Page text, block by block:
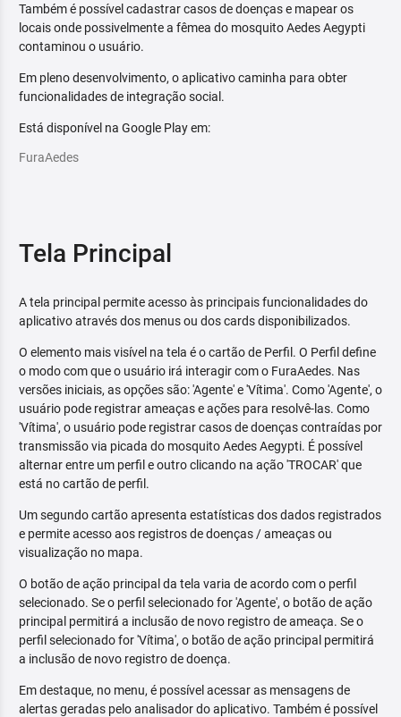
Também é possível cadastrar casos de doenças e mapear os
locais onde possivelmente a fêmea do mosquito Aedes Aegypti
contaminou o usuário.
Em pleno desenvolvimento, o aplicativo caminha para obter
funcionalidades de integração social.
Está disponível na Google Play em:
FuraAedes
Tela Principal
A tela principal permite acesso às principais funcionalidades do
aplicativo através dos menus ou dos cards disponibilizados.
O elemento mais visível na tela é o cartão de Perfil. O Perfil define
o modo com que o usuário irá interagir com o FuraAedes. Nas
versões iniciais, as opções são: 'Agente' e 'Vítima'. Como 'Agente', o
usuário pode registrar ameaças e ações para resolvê-las. Como
'Vítima', o usuário pode registrar casos de doenças contraídas por
transmissão via picada do mosquito Aedes Aegypti. É possível
alternar entre um perfil e outro clicando na ação 'TROCAR' que
está no cartão de perfil.
Um segundo cartão apresenta estatísticas dos dados registrados
e permite acesso aos registros de doenças / ameaças ou
visualização no mapa.
O botão de ação principal da tela varia de acordo com o perfil
selecionado. Se o perfil selecionado for 'Agente', o botão de ação
principal permitirá a inclusão de novo registro de ameaça. Se o
perfil selecionado for 'Vítima', o botão de ação principal permitirá
a inclusão de novo registro de doença.
Em destaque, no menu, é possível acessar as mensagens de
alertas geradas pelo analisador do aplicativo. Também é possível